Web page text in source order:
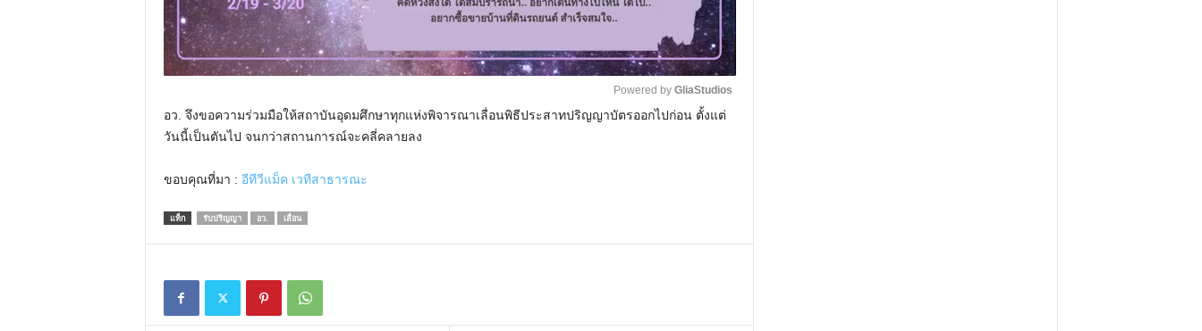
Powered by GliaStudios
อว. จึงขอความร่วมมือให้สถาบันอุดมศึกษาทุกแห่งพิจารณาเลื่อนพิธีประสาทปริญญาบัตรออกไปก่อน ตั้งแต่
วันนี้เป็นตันไป จนกว่าสถานการณ์จะคลี่คลายลง
ขอบคุณที่มา : อีทีวีแม็ค เวทีสาธารณะ
แท็ก รับปริญญา อว. เลื่อน